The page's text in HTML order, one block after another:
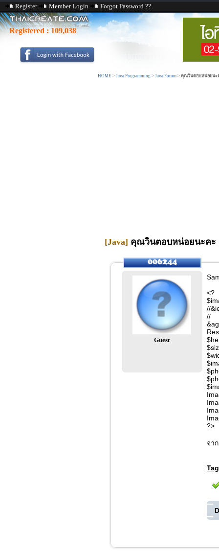
Register Member Login Forgot Password ??
Registered : 109,038
HOME > Java Programming > Java Forum > คุณวินตอบหน่อยนะค
[Java] คุณวินตอบหน่อยนะคะ
Guest
<?
//
//
?>
จา
Tag